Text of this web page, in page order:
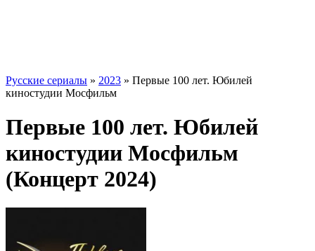
Русские сериалы » 2023 » Первые 100 лет. Юбилей
киностудии Мосфильм
Первые 100 лет. Юбилей
киностудии Мосфильм
(Концерт 2024)